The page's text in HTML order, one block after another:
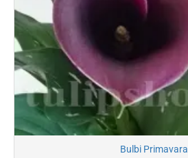
Bulbi Primavara